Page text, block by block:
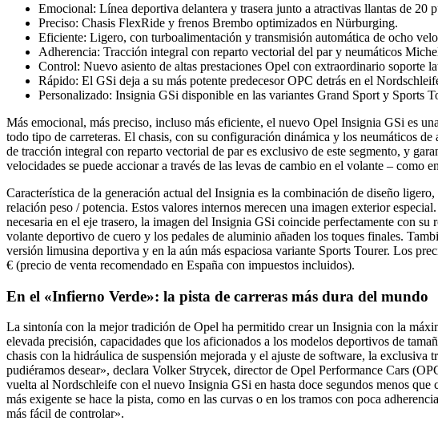
Emocional: Línea deportiva delantera y trasera junto a atractivas llantas de 20
Preciso: Chasis FlexRide y frenos Brembo optimizados en Nürburging.
Eficiente: Ligero, con turboalimentación y transmisión automática de ocho
Adherencia: Tracción integral con reparto vectorial del par y neumáticos
Control: Nuevo asiento de altas prestaciones Opel con extraordinario soporte
Rápido: El GSi deja a su más potente predecesor OPC detrás en el
Personalizado: Insignia GSi disponible en las variantes Grand Sport y Sports
Más emocional, más preciso, incluso más eficiente, el nuevo Opel Insignia GSi es
todo tipo de carreteras. El chasis, con su configuración dinámica y los neumáticos
de tracción integral con reparto vectorial de par es exclusivo de este segmento, y
velocidades se puede accionar a través de las levas de cambio en el volante – como
Característica de la generación actual del Insignia es la combinación de diseño
relación peso / potencia. Estos valores internos merecen una imagen exterior
necesaria en el eje trasero, la imagen del Insignia GSi coincide perfectamente con
volante deportivo de cuero y los pedales de aluminio añaden los toques finales.
versión limusina deportiva y en la aún más espaciosa variante Sports Tourer. Los
€ (precio de venta recomendado en España con impuestos incluidos).
En el «Infierno Verde»: la pista de carreras más dura del mundo
La sintonía con la mejor tradición de Opel ha permitido crear un Insignia con la
elevada precisión, capacidades que los aficionados a los modelos deportivos de
chasis con la hidráulica de suspensión mejorada y el ajuste de software, la
pudiéramos desear», declara Volker Strycek, director de Opel Performance Cars
vuelta al Nordschleife con el nuevo Insignia GSi en hasta doce segundos menos
más exigente se hace la pista, como en las curvas o en los tramos con poca
más fácil de controlar».